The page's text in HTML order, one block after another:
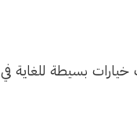
بسيطة للغاية في